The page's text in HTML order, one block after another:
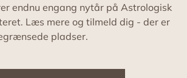
endnu engang nytår på Astrologisk
Læs mere og tilmeld dig - der er
pladser.